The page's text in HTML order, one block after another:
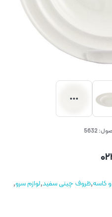
5632
کاسه,ظروف چینی سفید,لوازم سرو,